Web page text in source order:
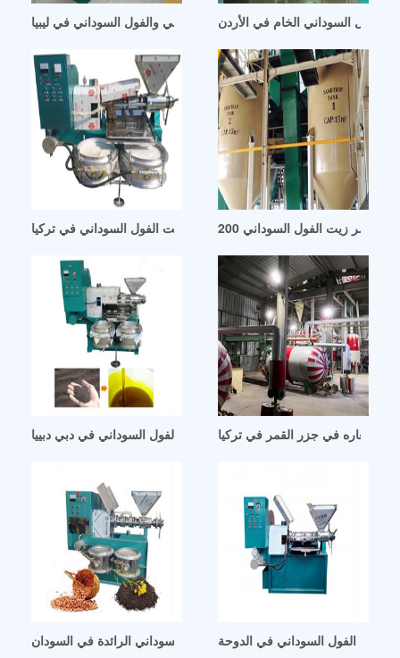
القطن الصالح للأكل من الفول السوداني والفول السوداني في ليبيا
الفول السوداني الخام في الأردن
آلة استخراج زيت الفول السوداني في تركيا
استثمار في إنتاج زيت الفول السوداني في دبي دبيياواسعاره في جزر القمر في تركيا
اقتباس آلة مطحنة زيت الفول السوداني الرائدة في السودان
زيت الفول السوداني في الدوحة